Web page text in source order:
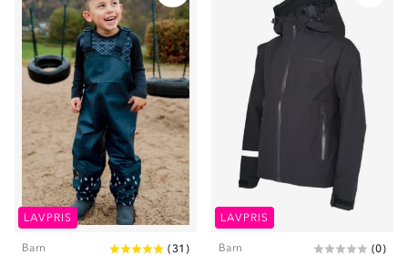
LAVPRIS
Barn (31 )
LAVPRIS
Barn (0)